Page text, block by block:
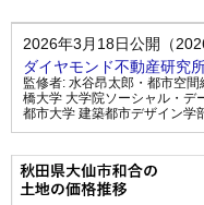
2026年3月18日公開（
ダイヤモンド不動産研究
監修者: 水谷昂太郎・都市空
橋大学 大学院ソーシャル・デ
都市大学 建築都市デザイン学